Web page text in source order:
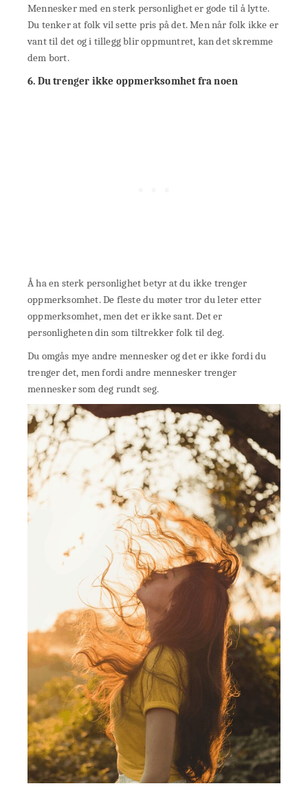
Mennesker med en sterk personlighet er gode til å lytte.
Du tenker at folk vil sette pris på det. Men når folk ikke er
vant til det og i tillegg blir oppmuntret, kan det skremme
dem bort.
6. Du trenger ikke oppmerksomhet fra noen
Å ha en sterk personlighet betyr at du ikke trenger
oppmerksomhet. De fleste du møter tror du leter etter
oppmerksomhet, men det er ikke sant. Det er
personligheten din som tiltrekker folk til deg.
Du omgås mye andre mennesker og det er ikke fordi du
trenger det, men fordi andre mennesker trenger
mennesker som deg rundt seg.